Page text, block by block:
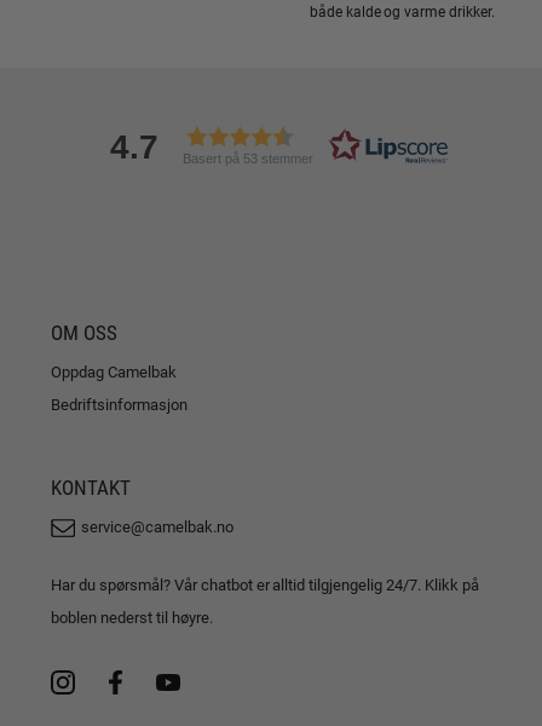
både kalde og varme drikker.
4.7 Basert på 53 stemmer
OM OSS
Oppdag Camelbak
Bedriftsinformasjon
KONTAKT
service@camelbak.no
Har du spørsmål? Vår chatbot er alltid tilgjengelig 24/7. Klikk på
boblen nederst til høyre.